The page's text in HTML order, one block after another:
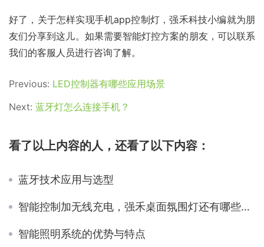
好了，关于怎样实现手机app控制灯，强禾科技小编就为朋
友们分享到这儿。如果需要智能灯控方案的朋友，可以联系
我们的客服人员进行咨询了解。
Previous: LED控制器有哪些应用场景
Next: 蓝牙灯怎么连接手机？
看了以上内容的人，还看了以下内容：
蓝牙技术应用与选型
智能控制加无线充电，强禾桌面氛围灯还有哪些鲜科技？
智能照明系统的优势与特点